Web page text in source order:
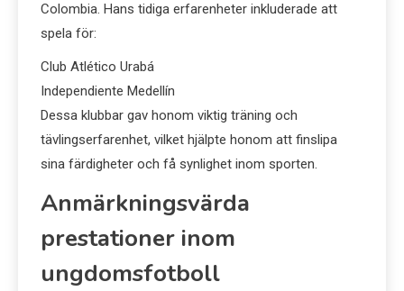
Colombia. Hans tidiga erfarenheter inkluderade att
spela för:
Club Atlético Urabá
Independiente Medellín
Dessa klubbar gav honom viktig träning och
tävlingserfarenhet, vilket hjälpte honom att finslipa
sina färdigheter och få synlighet inom sporten.
Anmärkningsvärda
prestationer inom
ungdomsfotboll